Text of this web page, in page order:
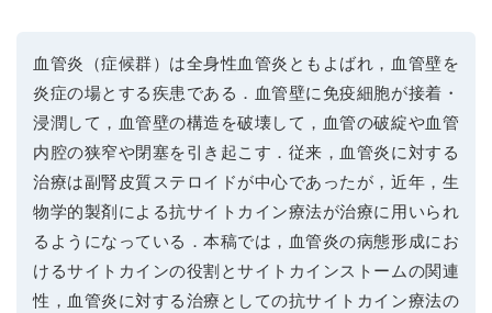
血管炎（症候群）は全身性血管炎ともよばれ，血管壁を
炎症の場とする疾患である．血管壁に免疫細胞が接着・
浸潤して，血管壁の構造を破壊して，血管の破綻や血管
内腔の狭窄や閉塞を引き起こす．従来，血管炎に対する
治療は副腎皮質ステロイドが中心であったが，近年，生
物学的製剤による抗サイトカイン療法が治療に用いられ
るようになっている．本稿では，血管炎の病態形成にお
けるサイトカインの役割とサイトカインストームの関連
性，血管炎に対する治療としての抗サイトカイン療法の